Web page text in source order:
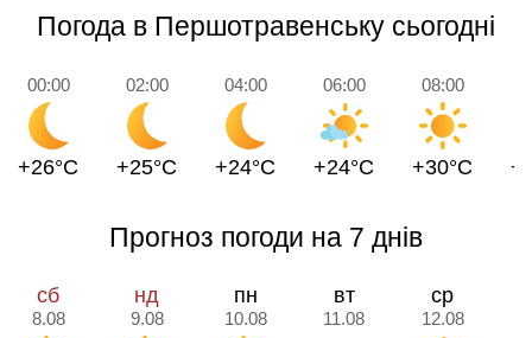
Погода в Першотравенську сьогодні
00:00
+26°C
02:00
+25°C
04:00
+24°C
06:00
+24°C
08:00
+30°C
Прогноз погоди на 7 днів
сб
8.08
нд
9.08
пн
10.08
вт
11.08
ср
12.08